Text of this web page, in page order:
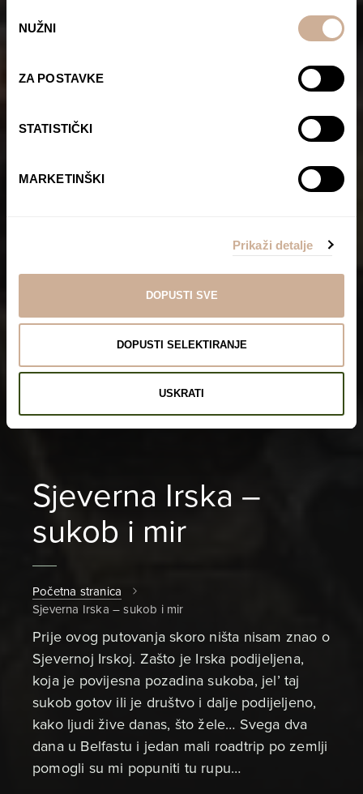
pristanka
NUŽNI
ZA POSTAVKE
STATISTIČKI
MARKETINŠKI
Prikaži detalje
DOPUSTI SVE
DOPUSTI SELEKTIRANJE
USKRATI
Sjeverna Irska –
sukob i mir
Početna stranica
Sjeverna Irska – sukob i mir
Prije ovog putovanja skoro ništa nisam znao o
Sjevernoj Irskoj. Zašto je Irska podijeljena,
koja je povijesna pozadina sukoba, jel’ taj
sukob gotov ili je društvo i dalje podijeljeno,
kako ljudi žive danas, što žele… Svega dva
dana u Belfastu i jedan mali roadtrip po zemlji
pomogli su mi popuniti tu rupu…